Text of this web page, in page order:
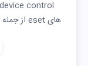
های eset از جمله نود 32 این امکان را به کاربر می دهد تا برای…